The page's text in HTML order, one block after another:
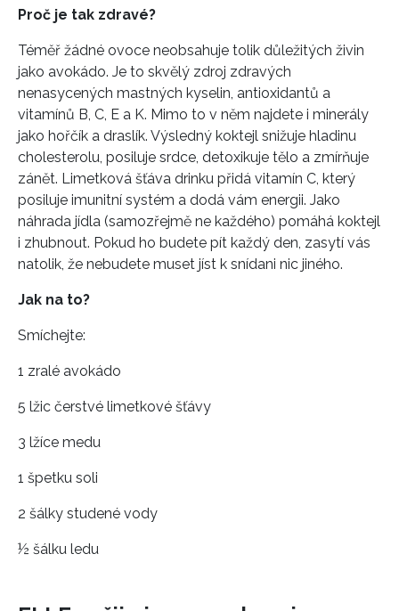
Proč je tak zdravé?
Téměř žádné ovoce neobsahuje tolik důležitých živin
jako avokádo. Je to skvělý zdroj zdravých
nenasycených mastných kyselin, antioxidantů a
vitamínů B, C, E a K. Mimo to v něm najdete i minerály
jako hořčík a draslík. Výsledný koktejl snižuje hladinu
cholesterolu, posiluje srdce, detoxikuje tělo a zmírňuje
zánět. Limetková šťáva drinku přidá vitamín C, který
posiluje imunitní systém a dodá vám energii. Jako
náhrada jídla (samozřejmě ne každého) pomáhá koktejl
i zhubnout. Pokud ho budete pít každý den, zasytí vás
natolik, že nebudete muset jíst k snídani nic jiného.
Jak na to?
Smíchejte:
1 zralé avokádo
5 lžic čerstvé limetkové šťávy
3 lžíce medu
1 špetku soli
2 šálky studené vody
½ šálku ledu